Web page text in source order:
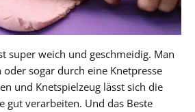
super weich und geschmeidig. Man
sogar durch eine Knetpresse
und Knetspielzeug lässt sich die
gut verarbeiten. Und das Beste